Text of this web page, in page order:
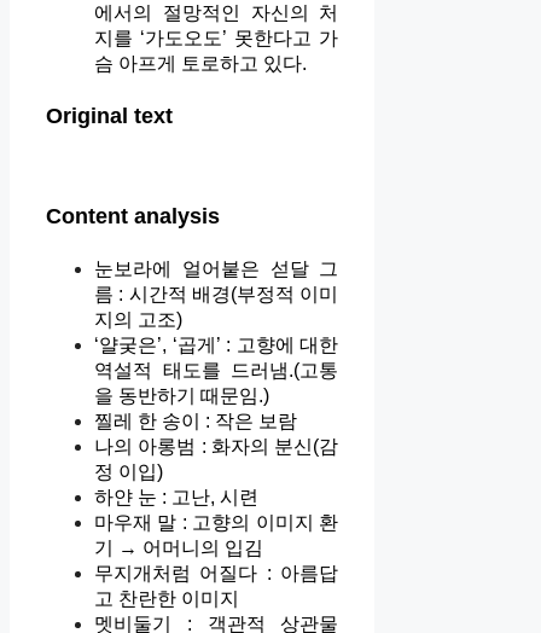
에서의 절망적인 자신의 처
지를 ‘가도오도’ 못한다고 가
슴 아프게 토로하고 있다.
Original text
Content analysis
눈보라에 얼어붙은 섣달 그
름 : 시간적 배경(부정적 이미
지의 고조)
‘얄궂은’, ‘곱게’ : 고향에 대한
역설적 태도를 드러냄.(고통
을 동반하기 때문임.)
찔레 한 송이 : 작은 보람
나의 아롱범 : 화자의 분신(감
정 이입)
하얀 눈 : 고난, 시련
마우재 말 : 고향의 이미지 환
기 → 어머니의 입김
무지개처럼 어질다 : 아름답
고 찬란한 이미지
멧비둘기 : 객관적 상관물